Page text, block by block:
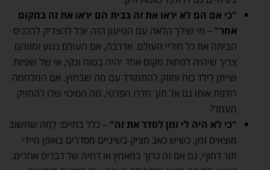
"כי אם הם לא יראו את זה בבית הם יראו את זה במקום
אחר" – מי שילך הלאה עם הטיעון הזה יוכל להצדיק להכניס
הביתה את כל חוליי העולם. אדרבה, אם העולם נגוע ומזוהם
צריך שיהיה לפחות מקום אחד יהיה בטוח ונקי, אי של שפיות
שייתן לילד כוח וחוזק להתמודד עם מה שבחוץ. אם המלחמה
רודפת אותו גם אל תוך חדרו הפרטי, מה הסיכוי שלו להחזיק
מעמד?
"כי לא היה לי זמן לסדר את זה" – כלל בחיים: לְמַה שחשוב
מוצאים זמן. כשיש כאב מציק בשיניים מסדרים באופן מיידי
תור דחוף, גם אם זה כרוך במאמץ או דחיה של דברים אחרים.